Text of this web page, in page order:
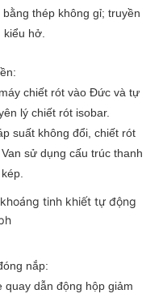
thép không gỉ; truyền
hở.
chiết rót vào Đức và tự
lý chiết rót isobar.
suất không đổi, chiết rót
sử dụng cấu trúc thanh
nắp:
quay dẫn động hộp giảm